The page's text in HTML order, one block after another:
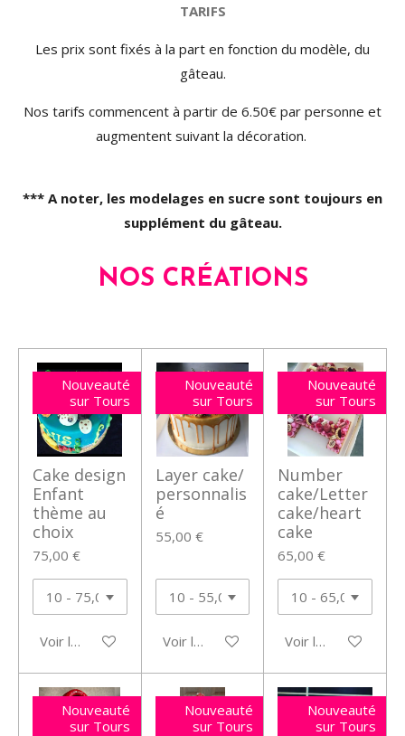
TARIFS
Les prix sont fixés à la part en fonction du modèle, du
gâteau.
Nos tarifs commencent à partir de 6.50€ par personne et
augmentent suivant la décoration.
*** A noter, les modelages en sucre sont toujours en
supplément du gâteau.
NOS CRÉATIONS
Nouveauté
sur Tours
Cake design
Enfant
thème au
choix
75,00 €
Voir les détails
Nouveauté
sur Tours
Layer cake/
personnalis
é
55,00 €
Voir les détails
Nouveauté
sur Tours
Number
cake/Letter
cake/heart
cake
65,00 €
Voir les détails
Nouveauté
sur Tours
Nouveauté
sur Tours
Nouveauté
sur Tours